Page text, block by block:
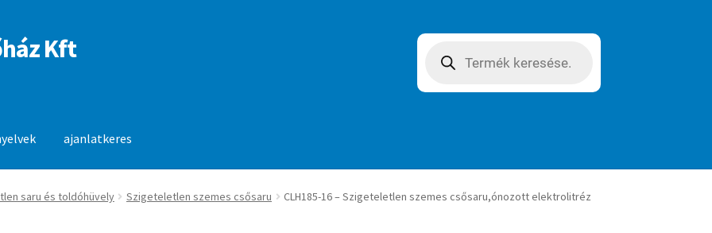
Kft search
ajanlatkeres
saru és toldóhüvely Szigeteletlen szemes csősaru CLH185-16 – Szigeteletlen szemes csősaru,ónozott elektrolitréz